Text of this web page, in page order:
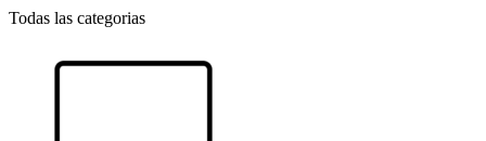
Todas las categorias